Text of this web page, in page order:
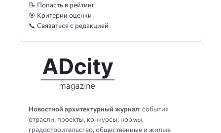
Новостной архитектурный журнал: события
отрасли, проекты, конкурсы, нормы,
градостроительство, общественные и жилые
📝 Попасть в рейтинг
🎯 Критерии оценки
📞 Связаться с редакцией